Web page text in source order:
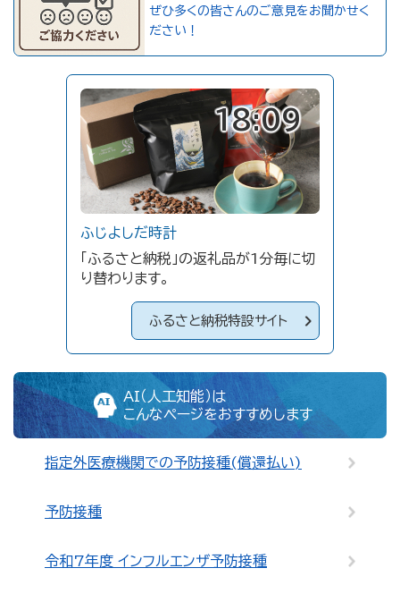
ぜひ多くの皆さんのご意見をお聞かせく
ださい！
18:09
ふじよしだ時計
「ふるさと納税」の返礼品が1分毎に切
り替わります。
ふるさと納税特設サイト
AI（人工知能）は
こんなページをおすすめします
指定外医療機関での予防接種(償還払い)
予防接種
令和7年度 インフルエンザ予防接種